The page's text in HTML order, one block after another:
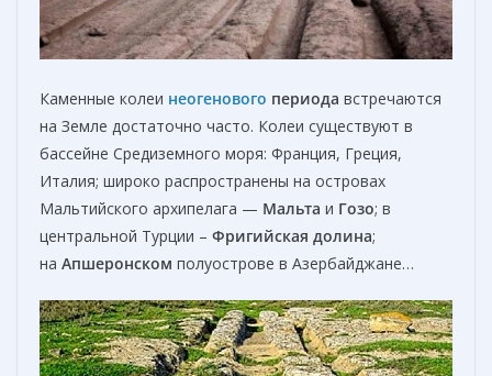
Каменные колеи неогенового периода встречаются
на Земле достаточно часто. Колеи существуют в
бассейне Средиземного моря: Франция, Греция,
Италия; широко распространены на островах
Мальтийского архипелага — Мальта и Гозо; в
центральной Турции – Фригийская долина;
на Апшеронском полуострове в Азербайджане…